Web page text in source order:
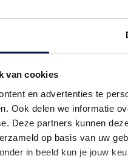
van cookies
en advertenties te
Ook delen we informatie
Deze partners kunnen
op basis van uw
in beeld kun je jouw